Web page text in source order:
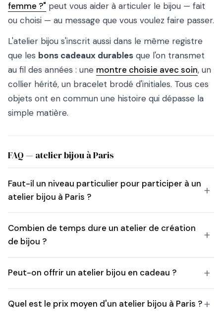
femme ?" peut vous aider à articuler le bijou — fait
ou choisi — au message que vous voulez faire passer.
L'atelier bijou s'inscrit aussi dans le même registre
que les bons cadeaux durables que l'on transmet
au fil des années : une montre choisie avec soin, un
collier hérité, un bracelet brodé d'initiales. Tous ces
objets ont en commun une histoire qui dépasse la
simple matière.
FAQ — atelier bijou à Paris
Faut-il un niveau particulier pour participer à un
atelier bijou à Paris ?
Combien de temps dure un atelier de création
de bijou ?
Peut-on offrir un atelier bijou en cadeau ?
Quel est le prix moyen d'un atelier bijou à Paris ?